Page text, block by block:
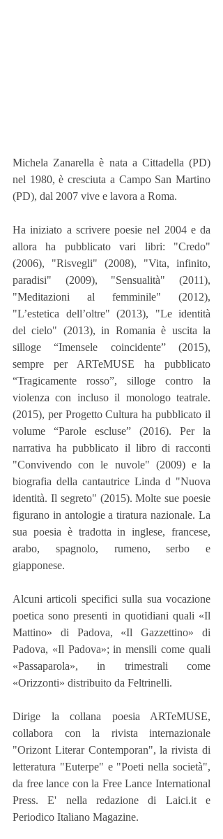
Michela Zanarella è nata a Cittadella (PD)
nel 1980, è cresciuta a Campo San Martino
(PD), dal 2007 vive e lavora a Roma.
Ha iniziato a scrivere poesie nel 2004 e da
allora ha pubblicato vari libri: "Credo"
(2006), "Risvegli" (2008), "Vita, infinito,
paradisi" (2009), "Sensualità" (2011),
"Meditazioni al femminile" (2012),
"L’estetica dell’oltre" (2013), "Le identità
del cielo" (2013), in Romania è uscita la
silloge “Imensele coincidente” (2015),
sempre per ARTeMUSE ha pubblicato
“Tragicamente rosso”, silloge contro la
violenza con incluso il monologo teatrale.
(2015), per Progetto Cultura ha pubblicato il
volume “Parole escluse” (2016). Per la
narrativa ha pubblicato il libro di racconti
"Convivendo con le nuvole" (2009) e la
biografia della cantautrice Linda d "Nuova
identità. Il segreto" (2015). Molte sue poesie
figurano in antologie a tiratura nazionale. La
sua poesia è tradotta in inglese, francese,
arabo, spagnolo, rumeno, serbo e
giapponese.
Alcuni articoli specifici sulla sua vocazione
poetica sono presenti in quotidiani quali «Il
Mattino» di Padova, «Il Gazzettino» di
Padova, «Il Padova»; in mensili come quali
«Passaparola», in trimestrali come
«Orizzonti» distribuito da Feltrinelli.
Dirige la collana poesia ARTeMUSE,
collabora con la rivista internazionale
"Orizont Literar Contemporan", la rivista di
letteratura "Euterpe" e "Poeti nella società",
da free lance con la Free Lance International
Press. E' nella redazione di Laici.it e
Periodico Italiano Magazine.